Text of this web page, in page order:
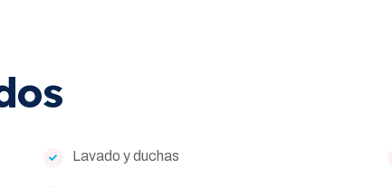
Lavado y duchas